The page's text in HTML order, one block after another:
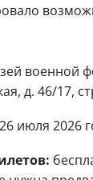
в 10:00
площадки с